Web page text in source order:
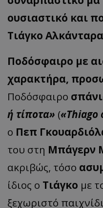
ουσιαστικό και
Τιάγκο
Ποδόσφαιρο με
χαρακτήρα,
Ποδόσφαιρο
ή τίποτα» («Thiago
ο Πεπ
του στη Μπάγερν
ακριβώς, τόσο
ίδιος ο Τιάγκο με
ξεχωριστό